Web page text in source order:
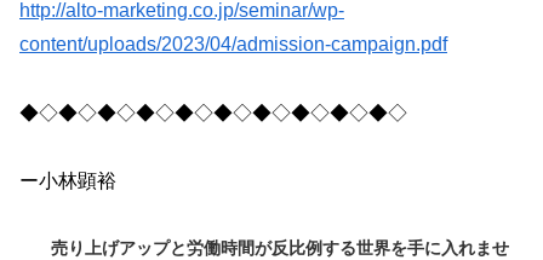
http://alto-marketing.co.jp/seminar/wp-
content/uploads/2023/04/admission-campaign.pdf
◆◇◆◇◆◇◆◇◆◇◆◇◆◇◆◇◆◇◆◇
ー小林顕裕
売り上げアップと労働時間が反比例する世界を手に入れませ